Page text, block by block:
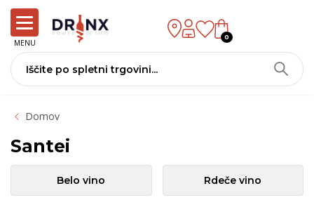
MENU
0
Domov
Santei
Belo vino Rdeče vino